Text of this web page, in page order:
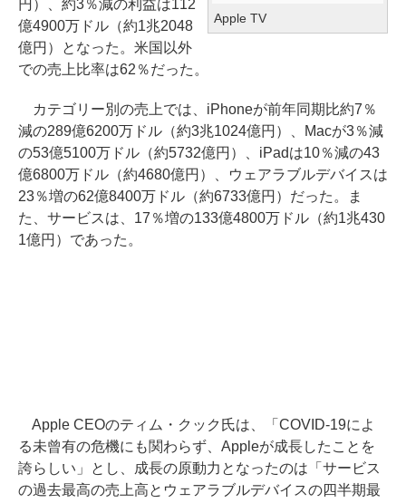
Apple TV
円）、約3％減の利益は112
億4900万ドル（約1兆2048
億円）となった。米国以外
での売上比率は62％だった。
カテゴリー別の売上では、iPhoneが前年同期比約7％
減の289億6200万ドル（約3兆1024億円）、Macが3％減
の53億5100万ドル（約5732億円）、iPadは10％減の43
億6800万ドル（約4680億円）、ウェアラブルデバイスは
23％増の62億8400万ドル（約6733億円）だった。ま
た、サービスは、17％増の133億4800万ドル（約1兆430
1億円）であった。
Apple CEOのティム・クック氏は、「COVID-19によ
る未曾有の危機にも関わらず、Appleが成長したことを
誇らしい」とし、成長の原動力となったのは「サービス
の過去最高の売上高とウェアラブルデバイスの四半期最